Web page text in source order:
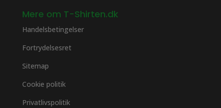
Mere om T-Shirten.dk
Handelsbetingelser
Fortrydelsesret
Sitemap
Cookie politik
Privatlivspolitik